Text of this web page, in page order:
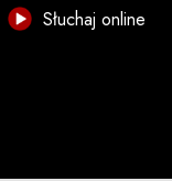
Słuchaj online